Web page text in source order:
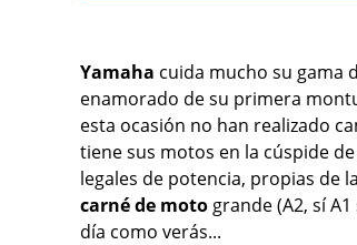
Yamaha cuida mucho su gama
enamorado de su primera
esta ocasión no han realizado
tiene sus motos en la cúspide
legales de potencia, propias de
carné de moto grande (A2, sí
día como verás...